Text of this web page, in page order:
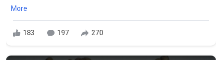
More
183 197 270